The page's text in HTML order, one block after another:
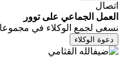
اتصال
العمل الجماعي على توور
نسعى لجمع الوكلاء في
دعوة الوكلاء